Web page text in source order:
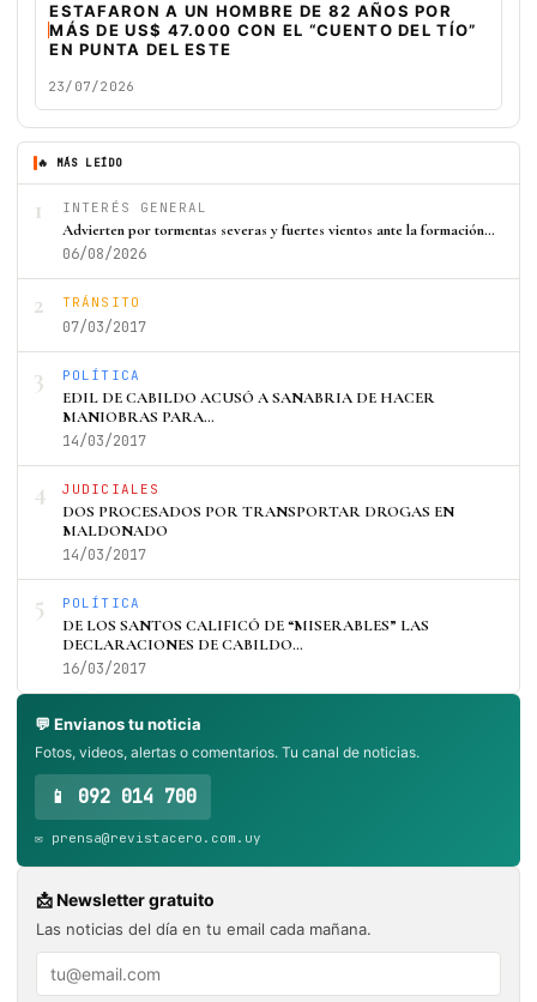
ESTAFARON A UN HOMBRE DE 82 AÑOS POR
MÁS DE US$ 47.000 CON EL “CUENTO DEL TÍO”
EN PUNTA DEL ESTE
23/07/2026
🔥 MÁS LEÍDO
1 INTERÉS GENERAL
Advierten por tormentas severas y fuertes vientos ante la formación…
06/08/2026
2 TRÁNSITO
07/03/2017
3 POLÍTICA
EDIL DE CABILDO ACUSÓ A SANABRIA DE HACER
MANIOBRAS PARA…
14/03/2017
4 JUDICIALES
DOS PROCESADOS POR TRANSPORTAR DROGAS EN
MALDONADO
14/03/2017
5 POLÍTICA
DE LOS SANTOS CALIFICÓ DE “MISERABLES” LAS
DECLARACIONES DE CABILDO…
16/03/2017
💬 Envianos tu noticia
Fotos, videos, alertas o comentarios. Tu canal de noticias.
📱 092 014 700
✉️ prensa@revistacero.com.uy
📩 Newsletter gratuito
Las noticias del día en tu email cada mañana.